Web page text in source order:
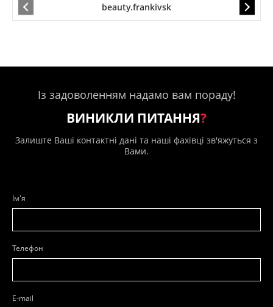
beauty.frankivsk
Із задоволенням надамо вам пораду!
ВИНИКЛИ ПИТАННЯ?
Залиште Ваші контактні дані та наші фахівці зв'яжуться з
Вами.
Ім'я
Телефон
E-mail